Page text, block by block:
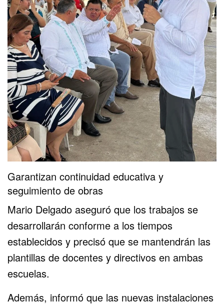
Garantizan continuidad educativa y
seguimiento de obras
Mario Delgado aseguró que los trabajos se
desarrollarán conforme a los tiempos
establecidos y precisó que se mantendrán las
plantillas de docentes y directivos en ambas
escuelas.
Además, informó que las nuevas instalaciones